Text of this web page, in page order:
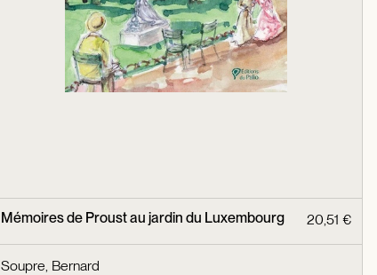
Mémoires de Proust au jardin du Luxembourg 20,51 €
Soupre, Bernard